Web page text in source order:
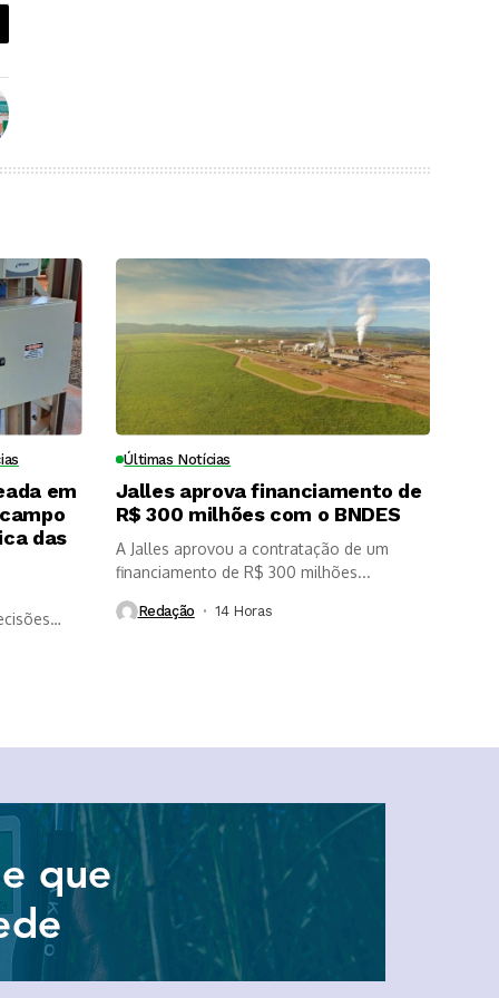
em
das
Últimas Notícias
Jalles aprova financiamento de
R$ 300 milhões com o BNDES
A Jalles aprovou a contratação de um
financiamento de R$ 300 milhões...
Redação 14 Horas ⁮